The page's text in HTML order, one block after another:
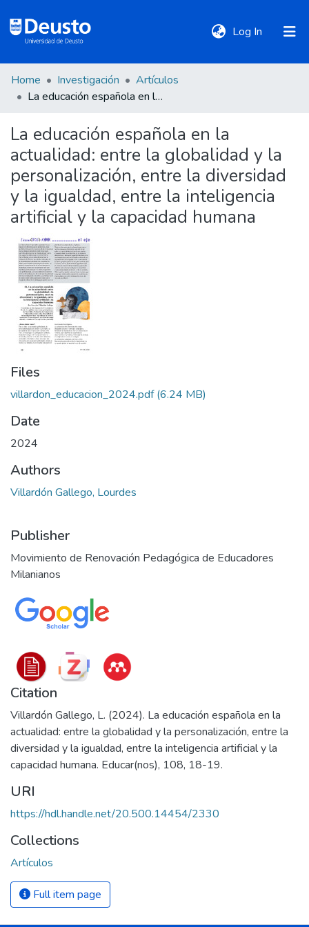
Log In (current)
DeustoTeka
Communities
&
Collections
All of DSpace
Statistics
Policies
Home Investigación
Artículos
La educación española en la actualidad: entre la globalidad y la personalización, entre la diversidad y la igualdad, entre la inteligencia artificial y la capacidad humana
La educación española en la
actualidad: entre la globalidad y la
personalización, entre la diversidad
y la igualdad, entre la inteligencia
artificial y la capacidad humana
Files
villardon_educacion_2024.pdf(6.24 MB)
Date
2024
Authors
Villardón Gallego, Lourdes
Publisher
Movimiento de Renovación Pedagógica de Educadores
Milanianos
Citation
Villardón Gallego, L. (2024). La educación española en la
actualidad: entre la globalidad y la personalización, entre la
diversidad y la igualdad, entre la inteligencia artificial y la
capacidad humana. Educar(nos), 108, 18-19.
URI
https://hdl.handle.net/20.500.14454/2330
Collections
Artículos
Full item page